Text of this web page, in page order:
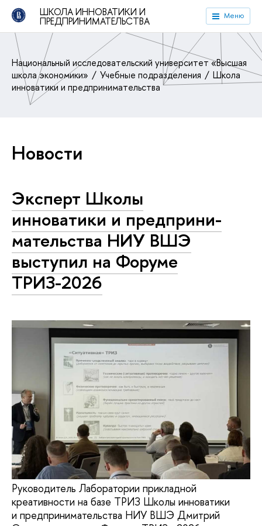
ШКОЛА ИННОВАТИКИ И
ПРЕДПРИНИМАТЕЛЬСТВА Меню
Национальный исследовательский университет «Высшая
школа экономики»
Учебные подразделения
Школа
инноватики и предпринимательства
Новости
Эксперт Школы
инноватики и пред­при­ни­
ма­тель­ства НИУ ВШЭ
выступил на Форуме
ТРИЗ-2026
Руководитель Лаборатории прикладной
креативности на базе ТРИЗ Школы инноватики
и предпринимательства НИУ ВШЭ Дмитрий